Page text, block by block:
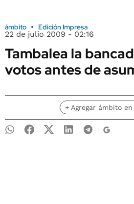
ámbito Edición Impresa
22 de julio 2009 - 02:16
Tambalea la
votos antes de
+ Agregar ámbito en